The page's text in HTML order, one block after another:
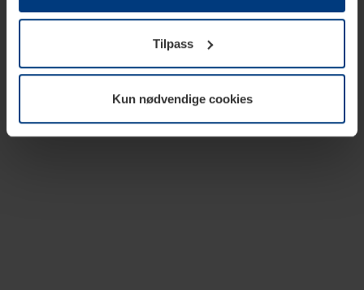
trenger vi din tillatelse. Du kan når som helst endre eller
tilbakekalle ditt samtykke i forklaringen av
informasjonskapselen på sidenPersonvernerklæringpå
Tilpass
Kun nødvendige cookies